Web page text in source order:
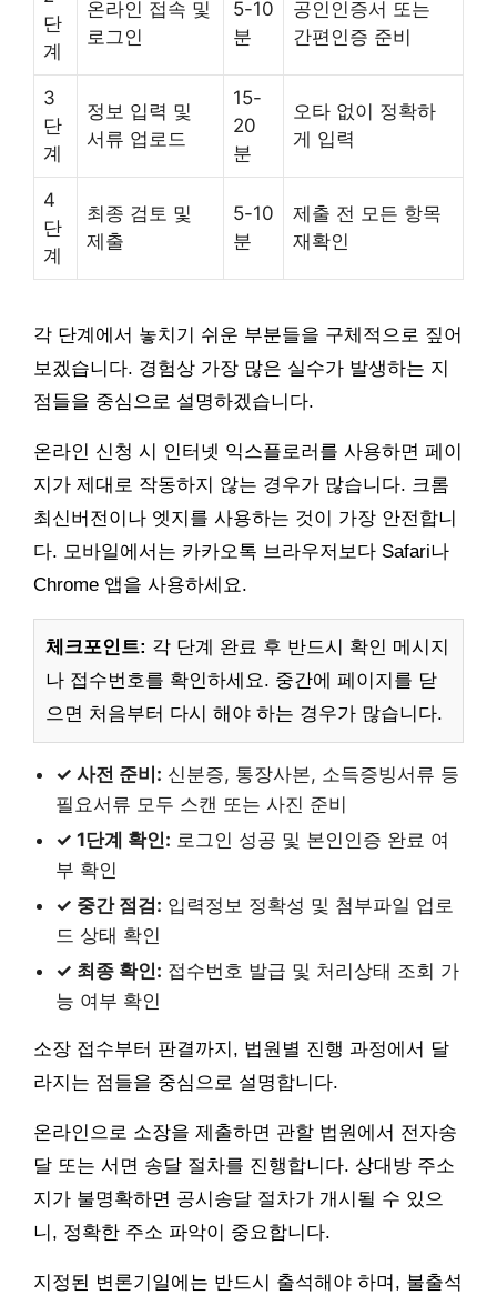
단
계
온라인 접속 및
로그인
5-10
분
공인인증서 또는
간편인증 준비
3
단
계
정보 입력 및
서류 업로드
15-
20
분
오타 없이 정확하
게 입력
4
단
계
최종 검토 및
제출
5-10
분
제출 전 모든 항목
재확인
각 단계에서 놓치기 쉬운 부분들을 구체적으로 짚어
보겠습니다. 경험상 가장 많은 실수가 발생하는 지
점들을 중심으로 설명하겠습니다.
온라인 신청 시 인터넷 익스플로러를 사용하면 페이
지가 제대로 작동하지 않는 경우가 많습니다. 크롬
최신버전이나 엣지를 사용하는 것이 가장 안전합니
다. 모바일에서는 카카오톡 브라우저보다 Safari나
Chrome 앱을 사용하세요.
체크포인트: 각 단계 완료 후 반드시 확인 메시지
나 접수번호를 확인하세요. 중간에 페이지를 닫
으면 처음부터 다시 해야 하는 경우가 많습니다.
✓ 사전 준비: 신분증, 통장사본, 소득증빙서류 등
필요서류 모두 스캔 또는 사진 준비
✓ 1단계 확인: 로그인 성공 및 본인인증 완료 여
부 확인
✓ 중간 점검: 입력정보 정확성 및 첨부파일 업로
드 상태 확인
✓ 최종 확인: 접수번호 발급 및 처리상태 조회 가
능 여부 확인
소장 접수부터 판결까지, 법원별 진행 과정에서 달
라지는 점들을 중심으로 설명합니다.
온라인으로 소장을 제출하면 관할 법원에서 전자송
달 또는 서면 송달 절차를 진행합니다. 상대방 주소
지가 불명확하면 공시송달 절차가 개시될 수 있으
니, 정확한 주소 파악이 중요합니다.
지정된 변론기일에는 반드시 출석해야 하며, 불출석